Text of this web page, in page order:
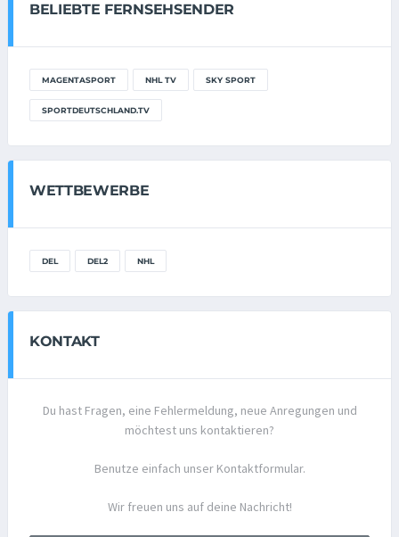
BELIEBTE FERNSEHSENDER
MAGENTASPORT NHL TV SKY SPORT
SPORTDEUTSCHLAND.TV
WETTBEWERBE
DEL DEL2 NHL
KONTAKT
Du hast Fragen, eine Fehlermeldung, neue Anregungen und
möchtest uns kontaktieren?
Benutze einfach unser Kontaktformular.
Wir freuen uns auf deine Nachricht!